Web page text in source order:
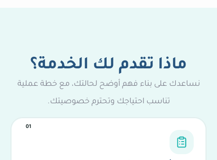
ماذا تقدم لك الخدمة؟
نساعدك على بناء فهم أوضح لحالتك، مع خطة عملية
تناسب احتياجك وتحترم خصوصيتك.
01